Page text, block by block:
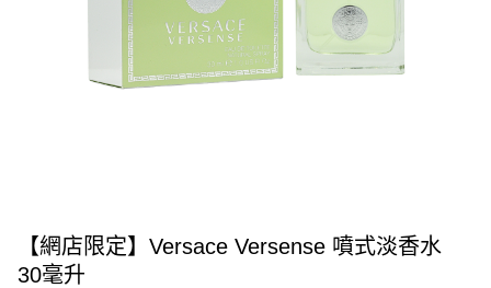
【網店限定】Versace Versense 噴式淡香水
30毫升